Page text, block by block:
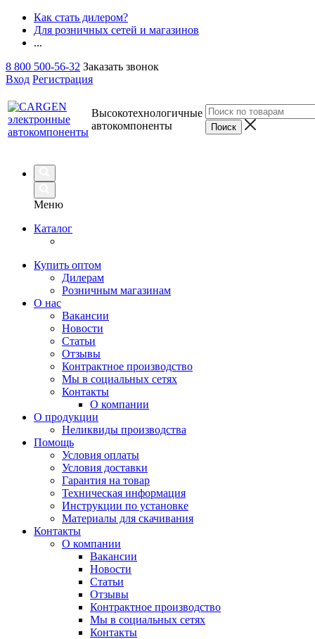
Как стать дилером?
Для розничных сетей и магазинов
...
8 800 500-56-32 Заказать звонок
Вход Регистрация
Высокотехнологичные
автокомпоненты
Меню
Каталог
Купить оптом
Дилерам
Розничным магазинам
О нас
Вакансии
Новости
Статьи
Отзывы
Контрактное производство
Мы в социальных сетях
Контакты
О компании
О продукции
Неликвиды производства
Помощь
Условия оплаты
Условия доставки
Гарантия на товар
Техническая информация
Инструкции по установке
Материалы для скачивания
Контакты
О компании
Вакансии
Новости
Статьи
Отзывы
Контрактное производство
Мы в социальных сетях
Контакты